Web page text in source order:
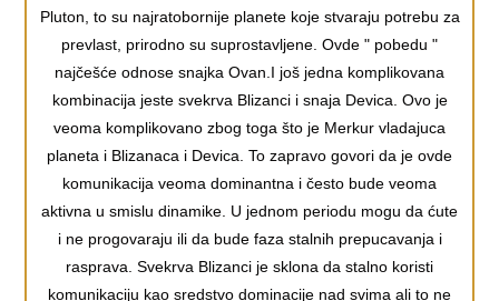
Pluton, to su najratobornije planete koje stvaraju potrebu za
prevlast, prirodno su suprostavljene. Ovde " pobedu "
najčešće odnose snajka Ovan.I još jedna komplikovana
kombinacija jeste svekrva Blizanci i snaja Devica. Ovo je
veoma komplikovano zbog toga što je Merkur vladajuca
planeta i Blizanaca i Devica. To zapravo govori da je ovde
komunikacija veoma dominantna i često bude veoma
aktivna u smislu dinamike. U jednom periodu mogu da ćute
i ne progovaraju ili da bude faza stalnih prepucavanja i
rasprava. Svekrva Blizanci je sklona da stalno koristi
komunikaciju kao sredstvo dominacije nad svima ali to ne